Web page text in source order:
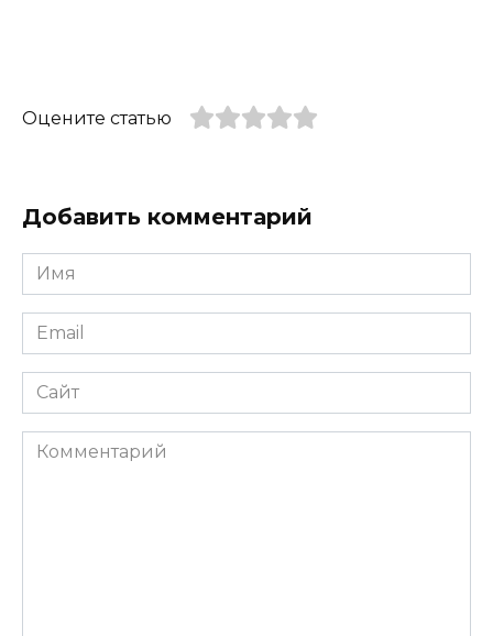
Оцените статью
Добавить комментарий
Имя
*
Email
*
Сайт
Комментарий